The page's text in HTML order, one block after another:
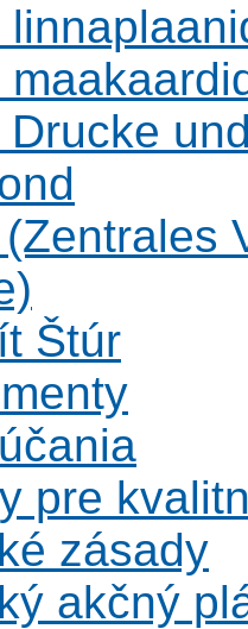
Drucke
Štúr
pre
zásady
akčný